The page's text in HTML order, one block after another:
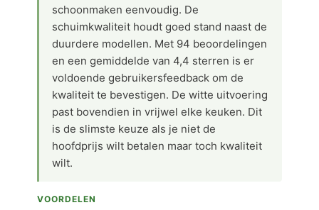
schoonmaken eenvoudig. De
schuimkwaliteit houdt goed stand naast de
duurdere modellen. Met 94 beoordelingen
en een gemiddelde van 4,4 sterren is er
voldoende gebruikersfeedback om de
kwaliteit te bevestigen. De witte uitvoering
past bovendien in vrijwel elke keuken. Dit
is de slimste keuze als je niet de
hoofdprijs wilt betalen maar toch kwaliteit
wilt.
VOORDELEN